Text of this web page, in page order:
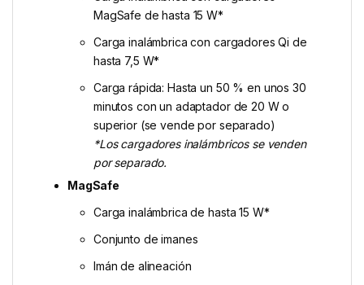
MagSafe de hasta 15 W*
Carga inalámbrica con cargadores Qi de
hasta 7,5 W*
Carga rápida: Hasta un 50 % en unos 30
minutos con un adaptador de 20 W o
superior (se vende por separado)
*Los cargadores inalámbricos se venden
por separado.
MagSafe
Carga inalámbrica de hasta 15 W*
Conjunto de imanes
Imán de alineación